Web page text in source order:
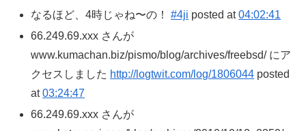
なるほど、4時じゃね〜の！#4ji posted at04:02:41
66.249.69.xxx さんが
www.kumachan.biz/pismo/blog/archives/freebsd/ にア
クセスしました http://logtwit.com/log/1806044 posted
at03:24:47
66.249.69.xxx さんが